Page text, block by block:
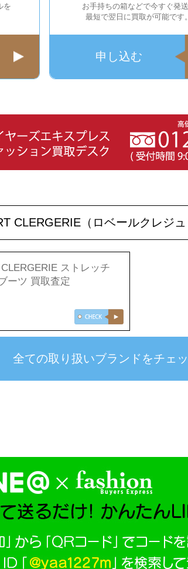
を
お手持ちの箱などで今すぐ発送
最短で翌日に買取が可能です。
申し込む
CLERGERIE（ロベールクレジ
ストレッチ
ーツ 買取査定
全ての取り扱いブランドをチェ